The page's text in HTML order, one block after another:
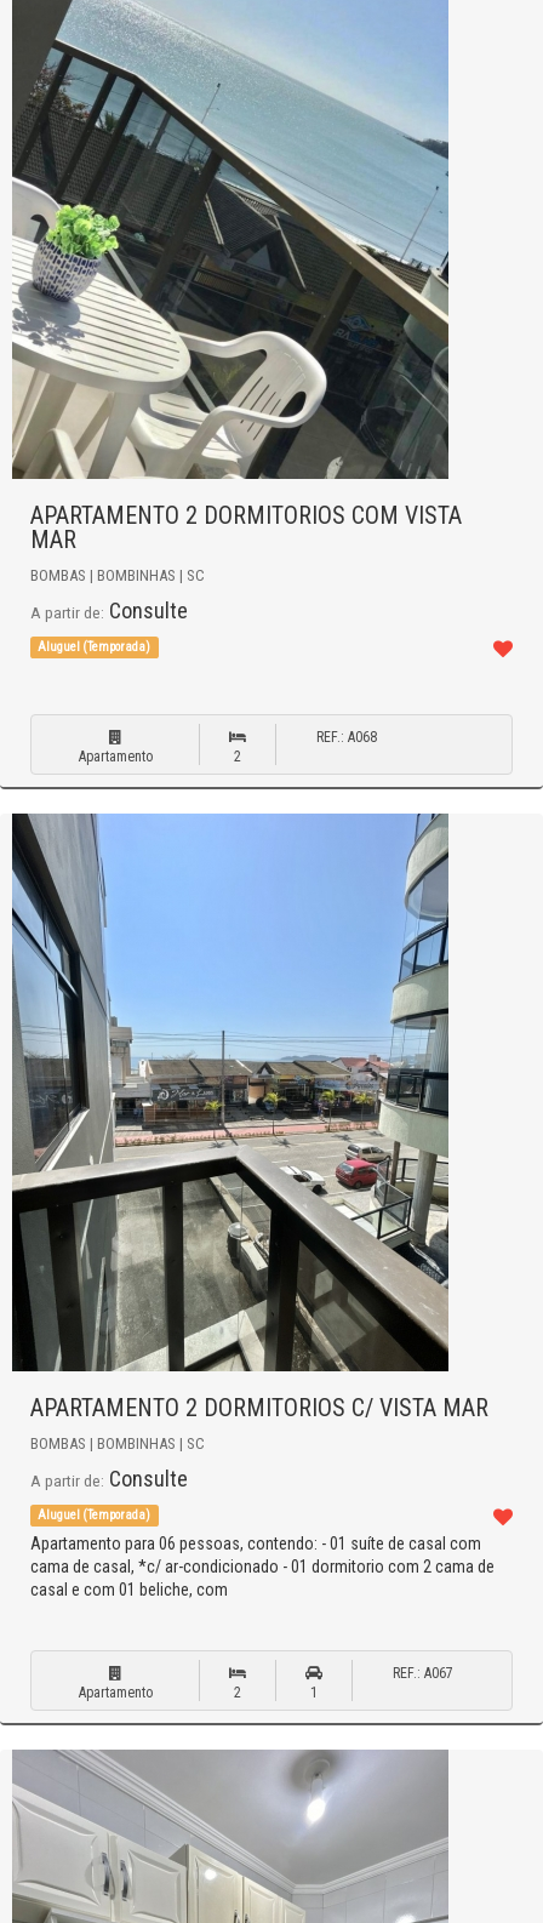
APARTAMENTO 2 DORMITORIOS COM VISTA
MAR
BOMBAS | BOMBINHAS | SC
A partir de: Consulte
Aluguel (Temporada)
Apartamento 2
REF.: A068
APARTAMENTO 2 DORMITORIOS C/ VISTA MAR
BOMBAS | BOMBINHAS | SC
A partir de: Consulte
Aluguel (Temporada)
Apartamento para 06 pessoas, contendo: - 01 suíte de casal com
cama de casal, *c/ ar-condicionado - 01 dormitorio com 2 cama de
casal e com 01 beliche, com
Apartamento 2 1
REF.: A067